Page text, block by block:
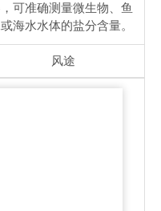
可准确测量微生物、鱼
海水水体的盐分含量。
风途